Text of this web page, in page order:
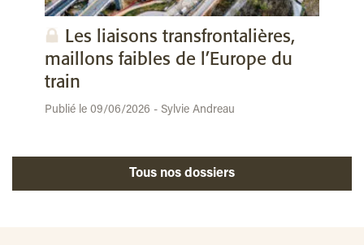
Les liaisons transfrontalières,
maillons faibles de l’Europe du
train
Publié le 09/06/2026 - Sylvie Andreau
Tous nos dossiers